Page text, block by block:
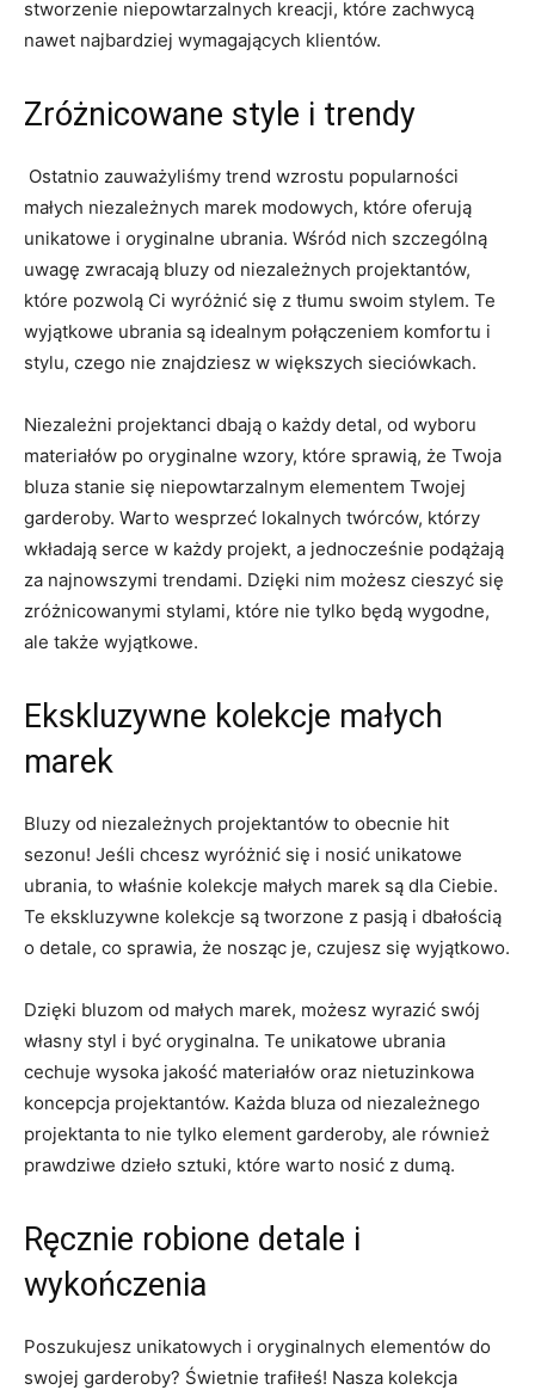
stworzenie ​niepowtarzalnych kreacji, które zachwycą
nawet‌ najbardziej wymagających klientów.
Zróżnicowane​ style i trendy
⁢ Ostatnio⁣ zauważyliśmy trend wzrostu popularności
małych niezależnych marek modowych, które ‍oferują
unikatowe i oryginalne ubrania. Wśród nich‌ szczególną
uwagę​ zwracają ‌bluzy od niezależnych projektantów,
które pozwolą Ci ⁤wyróżnić się z tłumu swoim⁢ stylem. Te
wyjątkowe ubrania są idealnym połączeniem komfortu i
stylu, czego nie znajdziesz w większych sieciówkach.
Niezależni projektanci dbają o każdy detal, od wyboru
materiałów po oryginalne ​wzory, które sprawią, że Twoja
⁤bluza stanie się niepowtarzalnym elementem Twojej
garderoby. Warto wesprzeć lokalnych twórców, którzy
wkładają serce w każdy projekt,​ a jednocześnie podążają
za najnowszymi trendami. Dzięki nim możesz⁢ cieszyć się
zróżnicowanymi stylami, które​ nie tylko⁤ będą wygodne,
⁣ale także ‌wyjątkowe.
Ekskluzywne kolekcje małych
marek
Bluzy ⁣od ‍niezależnych projektantów to obecnie hit
sezonu! Jeśli chcesz wyróżnić się i nosić unikatowe
ubrania, ⁣to ⁤właśnie kolekcje małych marek ​są dla Ciebie.
Te⁢ ekskluzywne kolekcje są tworzone z ⁤pasją i dbałością
o detale, co sprawia, ⁣że nosząc je,⁢ czujesz się‌ wyjątkowo.
Dzięki bluzom od małych marek, możesz ‌wyrazić swój
własny styl i⁢ być ‌oryginalna. Te⁢ unikatowe ubrania
cechuje wysoka jakość‌ materiałów oraz nietuzinkowa‌
koncepcja projektantów. Każda bluza od niezależnego
projektanta to nie tylko element garderoby, ale również
prawdziwe dzieło sztuki, ‍które warto nosić z dumą.
Ręcznie robione detale i
wykończenia
Poszukujesz unikatowych i oryginalnych⁣ elementów do
‍swojej garderoby? Świetnie trafiłeś!‌ Nasza kolekcja⁢